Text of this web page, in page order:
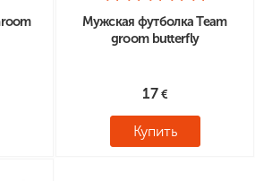
Мужская футболка Team
groom butterfly
17
Купить